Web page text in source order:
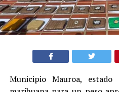
Municipio Mauroa,